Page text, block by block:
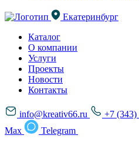
Екатеринбург
Каталог
О компании
Услуги
Проекты
Новости
Контакты
info@kreativ66.ru
+7 (343)
Max
Telegram